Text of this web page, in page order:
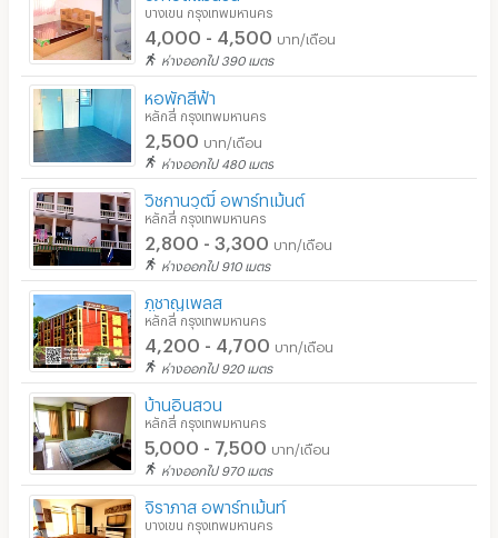
บางเขน กรุงเทพมหานคร
4,000 - 4,500 บาท/เดือน
ห่างออกไป 390 เมตร
หอพักสีฟ้า
หลักสี่ กรุงเทพมหานคร
2,500 บาท/เดือน
ห่างออกไป 480 เมตร
วิชกานวุฒิ์ อพาร์ทเม้นต์
หลักสี่ กรุงเทพมหานคร
2,800 - 3,300 บาท/เดือน
ห่างออกไป 910 เมตร
ภูชาญเพลส
หลักสี่ กรุงเทพมหานคร
4,200 - 4,700 บาท/เดือน
ห่างออกไป 920 เมตร
บ้านอินสวน
หลักสี่ กรุงเทพมหานคร
5,000 - 7,500 บาท/เดือน
ห่างออกไป 970 เมตร
จิราภาส อพาร์ทเม้นท์
บางเขน กรุงเทพมหานคร